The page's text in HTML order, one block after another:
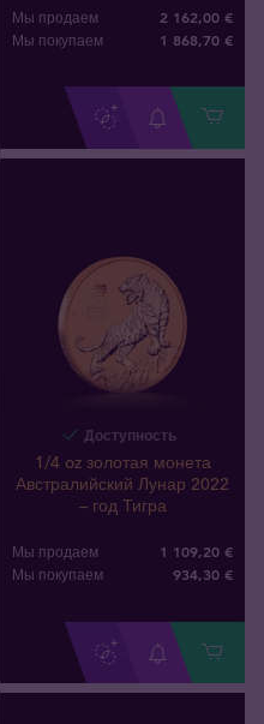
Мы продаем 2 162,00 €
Мы покупаем 1 868,70 €
Доступность
1/4 oz золотая монета
Австралийский Лунар 2022
– год Тигра
Мы продаем 1 109,20 €
Мы покупаем 934,30 €